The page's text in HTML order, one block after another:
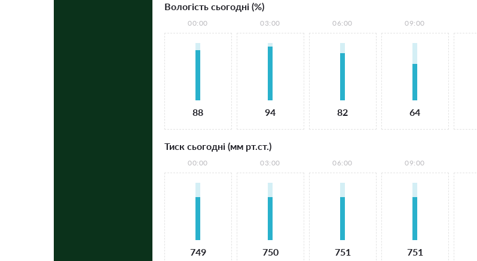
Вологість сьогодні (%)
00:00
88
03:00
94
06:00
82
09:00
64
Тиск сьогодні (мм рт.ст.)
00:00
749
03:00
750
06:00
751
09:00
751